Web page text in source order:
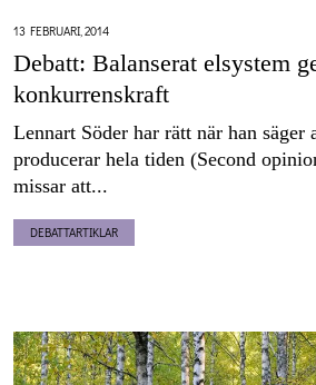
13 FEBRUARI, 2014
Debatt: Balanserat elsystem
konkurrenskraft
Lennart Söder har rätt när han säger
producerar hela tiden (Second
missar att...
DEBATTARTIKLAR